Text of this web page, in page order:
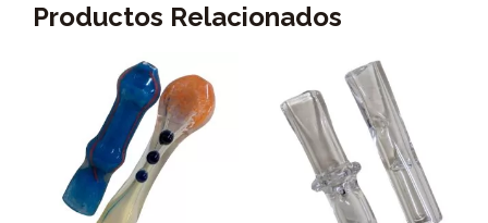
Productos Relacionados